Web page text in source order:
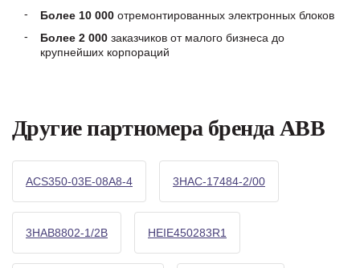
Более 10 000 отремонтированных электронных блоков
Более 2 000 заказчиков от малого бизнеса до
крупнейших корпораций
Другие партномера бренда ABB
ACS350-03E-08A8-4 3HAC-17484-2/00
3HAB8802-1/2B HEIE450283R1